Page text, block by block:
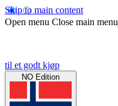
Skip to main content
Open menu Close main menu
til et godt kjøp
NO Edition